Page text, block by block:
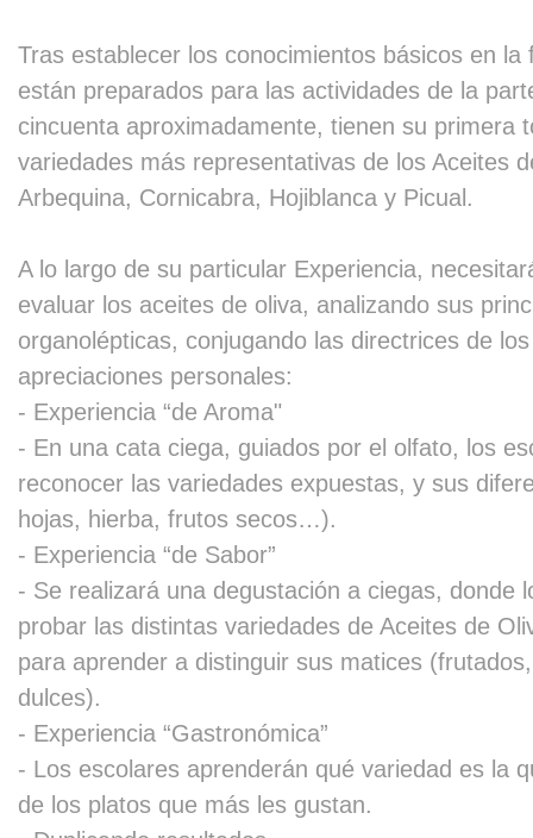
Inicio Login Newsletter Contacto Participar Info
Tras establecer los conocimientos básicos en
están preparados para las actividades de la
cincuenta aproximadamente, tienen su primera
variedades más representativas de los Aceites
Arbequina, Cornicabra, Hojiblanca y Picual.
A lo largo de su particular Experiencia,
evaluar los aceites de oliva, analizando sus
organolépticas, conjugando las directrices de
apreciaciones personales:
- Experiencia “de Aroma"
- En una cata ciega, guiados por el olfato, los
reconocer las variedades expuestas, y sus
hojas, hierba, frutos secos…).
- Experiencia “de Sabor”
- Se realizará una degustación a ciegas, donde
probar las distintas variedades de Aceites de
para aprender a distinguir sus matices
dulces).
- Experiencia “Gastronómica”
- Los escolares aprenderán qué variedad es la
de los platos que más les gustan.